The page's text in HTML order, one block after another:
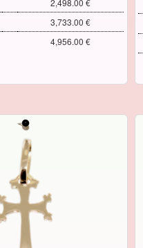
2,498.00 €
3,733.00 €
4,956.00 €